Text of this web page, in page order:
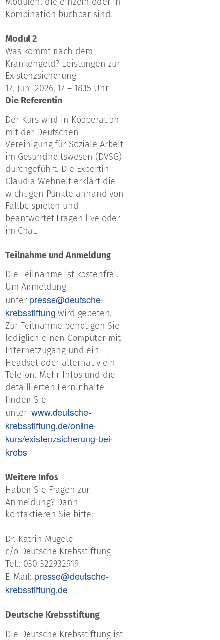
Kombination buchbar sind.
Modul 2
Was kommt nach dem
Krankengeld? Leistungen zur
Existenzsicherung
17. Juni 2026, 17 – 18.15 Uhr
Die Referentin
Der Kurs wird in Kooperation
mit der Deutschen
Vereinigung für Soziale Arbeit
im Gesundheitswesen (DVSG)
durchgeführt. Die Expertin
Claudia Wehnelt erklärt die
wichtigen Punkte anhand von
Fallbeispielen und
beantwortet Fragen live oder
im Chat.
Teilnahme und Anmeldung
Die Teilnahme ist kostenfrei.
Um Anmeldung
unter presse@deutsche-
krebsstiftung wird gebeten.
Zur Teilnahme benötigen Sie
lediglich einen Computer mit
Internetzugang und ein
Headset oder alternativ ein
Telefon. Mehr Infos und die
detaillierten Lerninhalte
finden Sie
unter: www.deutsche-
krebsstiftung.de/online-
kurs/existenzsicherung-bei-
krebs
Weitere Infos
Haben Sie Fragen zur
Anmeldung? Dann
kontaktieren Sie bitte:
Dr. Katrin Mugele
c/o Deutsche Krebsstiftung
Tel.: 030 322932919
E-Mail: presse@deutsche-
krebsstiftung.de
Deutsche Krebsstiftung
Die Deutsche Krebsstiftung ist